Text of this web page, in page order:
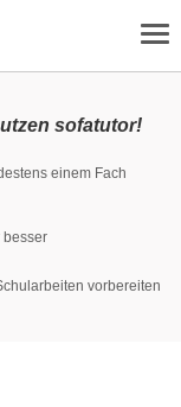
sofatutor!
einem Fach
besser
vorbereiten